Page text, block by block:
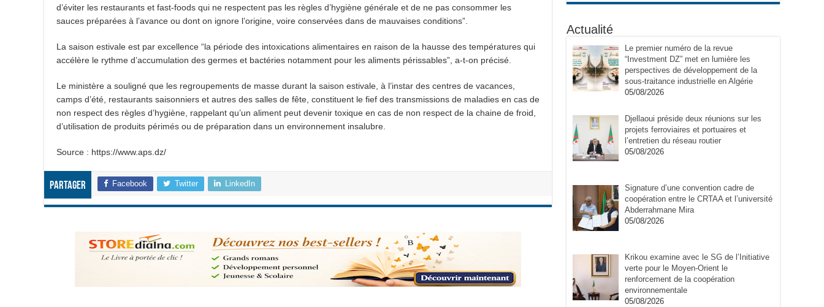
d’éviter les restaurants et fast-foods qui ne respectent pas les règles d’hygiène générale et de ne pas consommer les
sauces préparées à l’avance ou dont on ignore l’origine, voire conservées dans de mauvaises conditions”.
La saison estivale est par excellence “la période des intoxications alimentaires en raison de la hausse des températures qui
accélère le rythme d’accumulation des germes et bactéries notamment pour les aliments périssables”, a-t-on précisé.
Le ministère a souligné que les regroupements de masse durant la saison estivale, à l’instar des centres de vacances,
camps d’été, restaurants saisonniers et autres des salles de fête, constituent le fief des transmissions de maladies en cas de
non respect des règles d’hygiène, rappelant qu’un aliment peut devenir toxique en cas de non respect de la chaine de froid,
d’utilisation de produits périmés ou de préparation dans un environnement insalubre.
Source : https://www.aps.dz/
Partager Facebook Twitter LinkedIn
Actualité
Le premier numéro de la revue
“Investment DZ” met en lumière les
perspectives de développement de la
sous-traitance industrielle en Algérie
05/08/2026
Djellaoui préside deux réunions sur les
projets ferroviaires et portuaires et
l’entretien du réseau routier
05/08/2026
Signature d’une convention cadre de
coopération entre le CRTAA et l’université
Abderrahmane Mira
05/08/2026
Krikou examine avec le SG de l’Initiative
verte pour le Moyen-Orient le
renforcement de la coopération
environnementale
05/08/2026